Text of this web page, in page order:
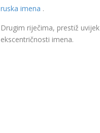
ruska imena .
Drugim riječima, prestiž
ekscentričnosti imena.